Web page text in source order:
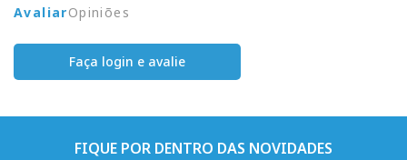
AvaliarOpiniões
Faça login e avalie
FIQUE POR DENTRO DAS NOVIDADES